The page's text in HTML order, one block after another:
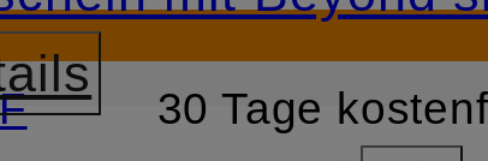
ZUM SUCHFELD
30 Tage